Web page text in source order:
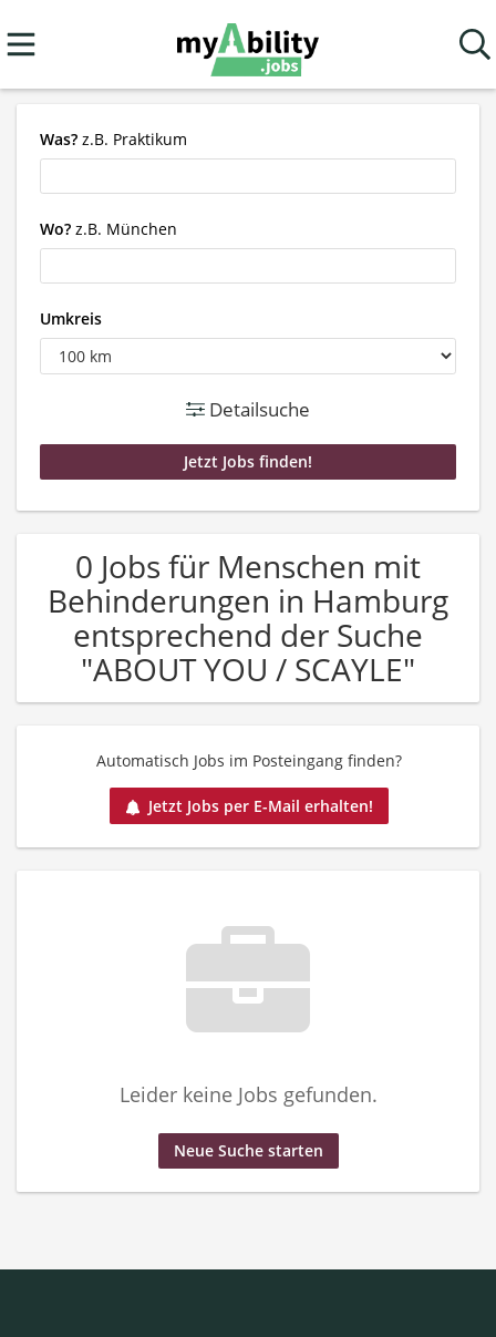
Was? z.B. Praktikum
Wo? z.B. München
Umkreis
Detailsuche
0 Jobs für Menschen mit
Behinderungen in Hamburg
entsprechend der Suche
"ABOUT YOU / SCAYLE"
Automatisch Jobs im Posteingang finden?
Jetzt Jobs per E-Mail erhalten!
Leider keine Jobs gefunden.
Neue Suche starten